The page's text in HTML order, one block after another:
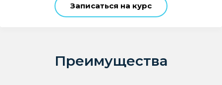
Записаться на курс
Преимущества